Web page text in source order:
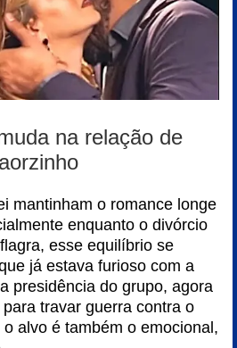
na relação de
mantinham o romance longe
enquanto o divórcio
esse equilíbrio se
já estava furioso com a
presidência do grupo, agora
travar guerra contra o
alvo é também o emocional,